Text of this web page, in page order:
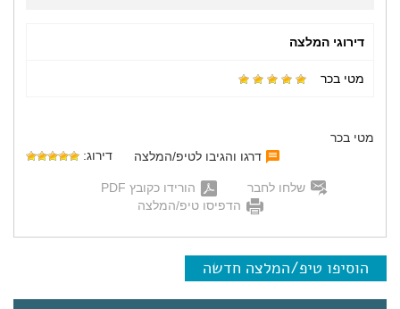
דירוגי המלצה
מטי בכר
מטי בכר
דרגו והגיבו לטיפ/המלצה
דירוג:
שלחו לחבר
הורידו כקובץ PDF
הדפיסו טיפ/המלצה
הוסיפו טיפ/המלצה חדשה